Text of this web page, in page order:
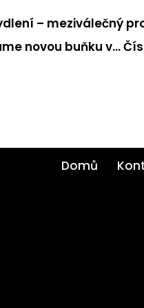
– meziválečný
novou buňku v…
Domů